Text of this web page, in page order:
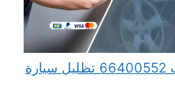
تظليل سيارات متنقل الكويت 66400552 تظليل سيارة